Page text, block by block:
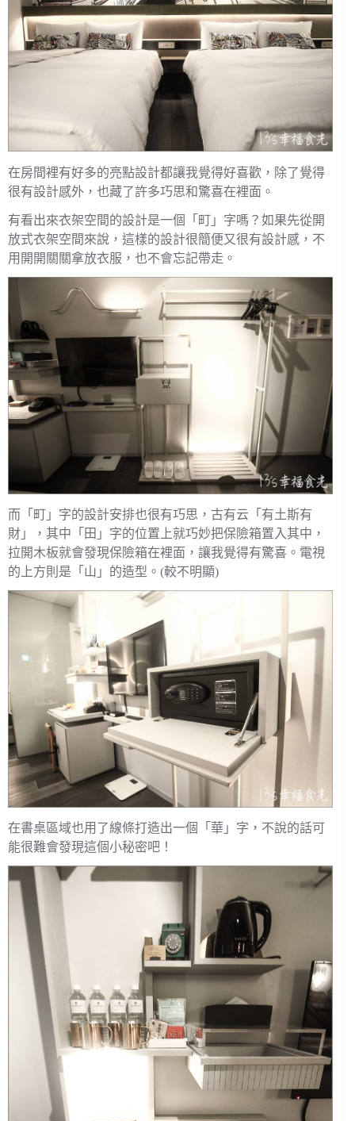
在房間裡有好多的亮點設計都讓我覺得好喜歡，除了覺得
很有設計感外，也藏了許多巧思和驚喜在裡面。
有看出來衣架空間的設計是一個「町」字嗎？如果先從開
放式衣架空間來說，這樣的設計很簡便又很有設計感，不
用開開關關拿放衣服，也不會忘記帶走。
而「町」字的設計安排也很有巧思，古有云「有土斯有
財」，其中「田」字的位置上就巧妙把保險箱置入其中，
拉開木板就會發現保險箱在裡面，讓我覺得有驚喜。電視
的上方則是「山」的造型。(較不明顯)
在書桌區域也用了線條打造出一個「華」字，不說的話可
能很難會發現這個小秘密吧！